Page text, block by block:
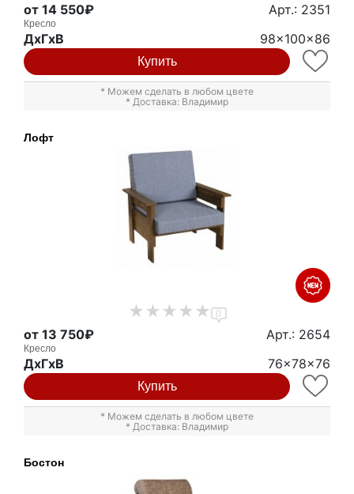
от 14 550₽ Арт.: 2351
Кресло
ДxГxВ 98x100x86
Купить
* Можем сделать в любом цвете
* Доставка: Владимир
Лофт
0
от 13 750₽ Арт.: 2654
Кресло
ДxГxВ 76x78x76
Купить
* Можем сделать в любом цвете
* Доставка: Владимир
Бостон